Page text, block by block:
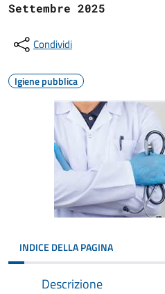
Settembre 2025
Condividi
Igiene pubblica
INDICE DELLA PAGINA
Descrizione